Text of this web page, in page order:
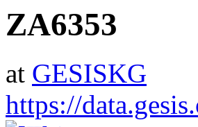
ZA6353
at GESISKG
https://